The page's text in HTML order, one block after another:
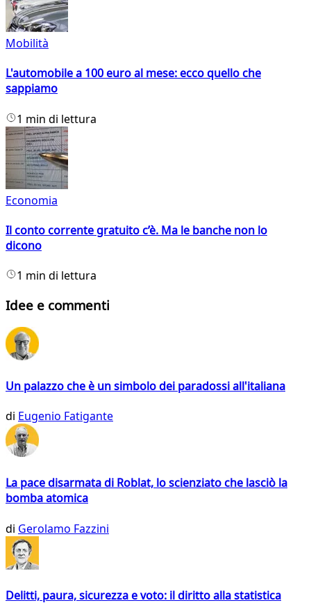
Mobilità
L'automobile a 100 euro al mese: ecco quello che
sappiamo
1 min di lettura
Economia
Il conto corrente gratuito c’è. Ma le banche non lo
dicono
1 min di lettura
Idee e commenti
Un palazzo che è un simbolo dei paradossi all'italiana
di Eugenio Fatigante
La pace disarmata di Roblat, lo scienziato che lasciò la
bomba atomica
di Gerolamo Fazzini
Delitti, paura, sicurezza e voto: il diritto alla statistica